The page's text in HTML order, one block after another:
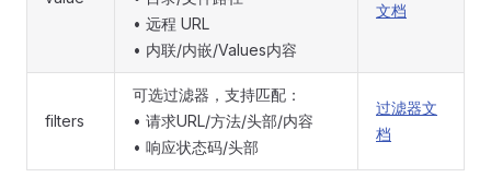
• 远程 URL
• 内联/内嵌/Values内容
文档
filters
可选过滤器，支持匹配：
• 请求URL/方法/头部/内容
• 响应状态码/头部
过滤器文
档